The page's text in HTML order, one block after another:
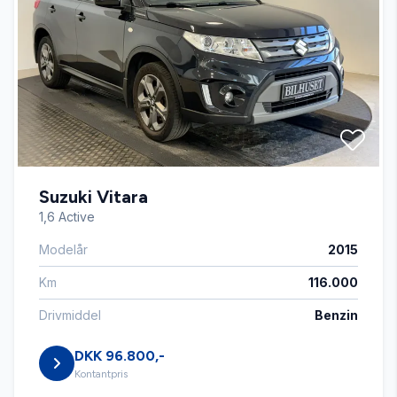
El-ruder x4
El-spejle
Fartpilot
Fjernbetjent centrallås
Højdejusterbart førersæde
Infocenter
Isofix
Suzuki Vitara
1,6 Active
Modelår 2015
Km 116.000
Drivmiddel Benzin
DKK 96.800,-
Kontantpris